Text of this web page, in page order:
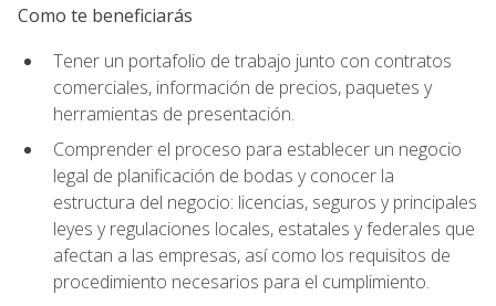
Como te beneficiarás
Tener un portafolio de trabajo junto con contratos
comerciales, información de precios, paquetes y
herramientas de presentación.
Comprender el proceso para establecer un negocio
legal de planificación de bodas y conocer la
estructura del negocio: licencias, seguros y principales
leyes y regulaciones locales, estatales y federales que
afectan a las empresas, así como los requisitos de
procedimiento necesarios para el cumplimiento.